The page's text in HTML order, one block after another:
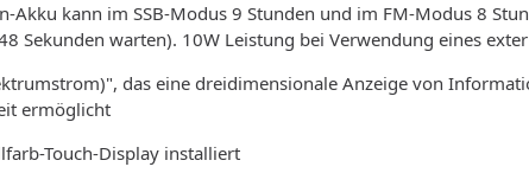
Akku kann im SSB-Modus 9 Stunden und im FM-Modus 8
Sekunden warten). 10W Leistung bei Verwendung eines
das eine dreidimensionale Anzeige von
ermöglicht
Touch-Display installiert